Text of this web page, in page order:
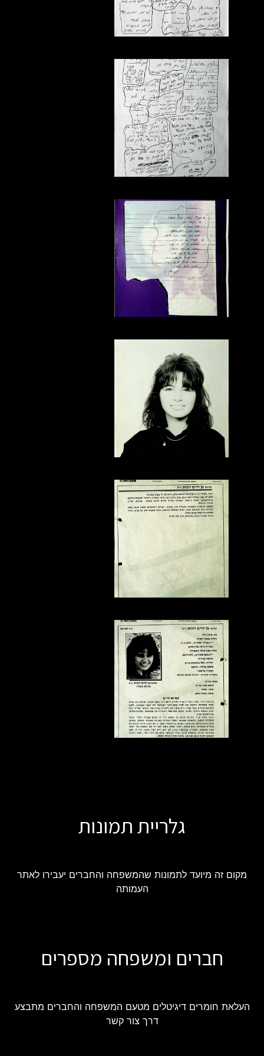
גלריית תמונות
מקום זה מיועד לתמונות שהמשפחה והחברים יעבירו לאתר
העמותה
חברים ומשפחה מספרים
העלאת חומרים דיגיטלים מטעם המשפחה והחברים מתבצע
דרך צור קשר